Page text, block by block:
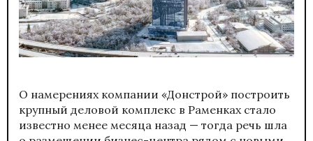
О намерениях компании «Донстрой» построить
крупный деловой комплекс в Раменках стало
известно менее месяца назад — тогда речь шла